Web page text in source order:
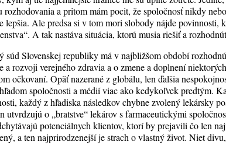
rozhodovania a pritom mám pocit, že spoločnosť nikdy
lepšia. Ale predsa si v tom mori slobody nájde povinnosti,
A tak nastáva situácia, ktorú musia riešiť a
súd Slovenskej republiky má v najbližšom období
a rozvoji verejného zdravia a o zmene a doplnení
očkovaní. Opäť nazerané z globálu, len ďalšia
spoločnosti a médií viac ako kedykoľvek predtým.
každý z hľadiska následkov chybne zvolený lekársky
utvrdzujú o „bratstve“ lekárov s farmaceutickými
potenciálnych klientov, ktorí by prejavili čo len
a ten najprirodzenejší je strach o vlastný život. Niet